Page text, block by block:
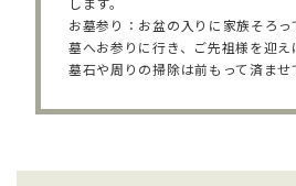
します。
お墓参り：お盆の入りに家族そろ
墓へお参りに行き、ご先祖様を迎え
墓石や周りの掃除は前もって済ませ